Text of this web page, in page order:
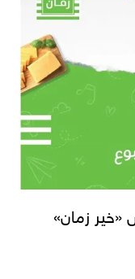
«خير زمان»